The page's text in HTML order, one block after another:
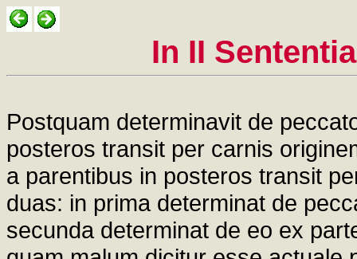
In II
Postquam determinavit de
posteros transit per carnis
a parentibus in posteros transit
duas: in prima determinat de
secunda determinat de eo ex